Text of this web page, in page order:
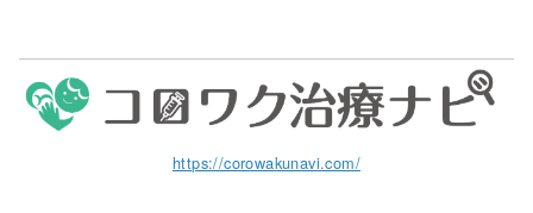
https://corowakunavi.com/